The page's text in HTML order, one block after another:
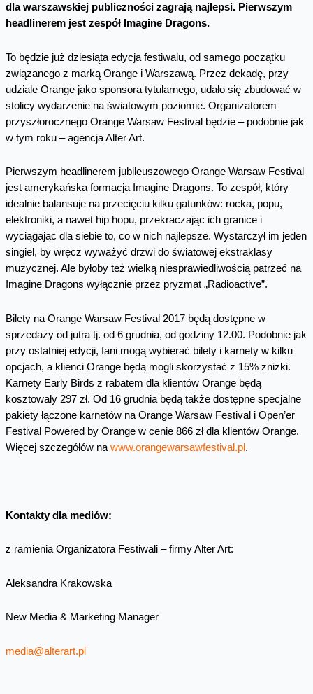
dla warszawskiej publiczności zagrają najlepsi. Pierwszym
headlinerem jest zespół Imagine Dragons.
To będzie już dziesiąta edycja festiwalu, od samego początku
związanego z marką Orange i Warszawą. Przez dekadę, przy
udziale Orange jako sponsora tytularnego, udało się zbudować w
stolicy wydarzenie na światowym poziomie. Organizatorem
przyszłorocznego Orange Warsaw Festival będzie – podobnie jak
w tym roku – agencja Alter Art.
Pierwszym headlinerem jubileuszowego Orange Warsaw Festival
jest amerykańska formacja Imagine Dragons. To zespół, który
idealnie balansuje na przecięciu kilku gatunków: rocka, popu,
elektroniki, a nawet hip hopu, przekraczając ich granice i
wyciągając dla siebie to, co w nich najlepsze. Wystarczył im jeden
singiel, by wręcz wyważyć drzwi do światowej ekstraklasy
muzycznej. Ale byłoby też wielką niesprawiedliwością patrzeć na
Imagine Dragons wyłącznie przez pryzmat „Radioactive”.
Bilety na Orange Warsaw Festival 2017 będą dostępne w
sprzedaży od jutra tj. od 6 grudnia, od godziny 12.00. Podobnie jak
przy ostatniej edycji, fani mogą wybierać bilety i karnety w kilku
opcjach, a klienci Orange będą mogli skorzystać z 15% zniżki.
Karnety Early Birds z rabatem dla klientów Orange będą
kosztowały 297 zł. Od 16 grudnia będą także dostępne specjalne
pakiety łączone karnetów na Orange Warsaw Festival i Open’er
Festival Powered by Orange w cenie 866 zł dla klientów Orange.
Więcej szczegółów na www.orangewarsawfestival.pl.
Kontakty dla mediów:
z ramienia Organizatora Festiwali – firmy Alter Art:
Aleksandra Krakowska
New Media & Marketing Manager
media@alterart.pl